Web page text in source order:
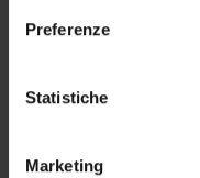
raccogliere
geografica, con
Identificare il
Preferenze
Statistiche
Marketing
Integrata Verona
Integrata Verona